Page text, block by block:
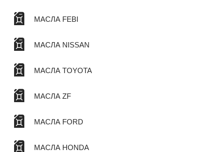
МАСЛА FEBI
МАСЛА NISSAN
МАСЛА TOYOTA
МАСЛА ZF
МАСЛА FORD
МАСЛА HONDA